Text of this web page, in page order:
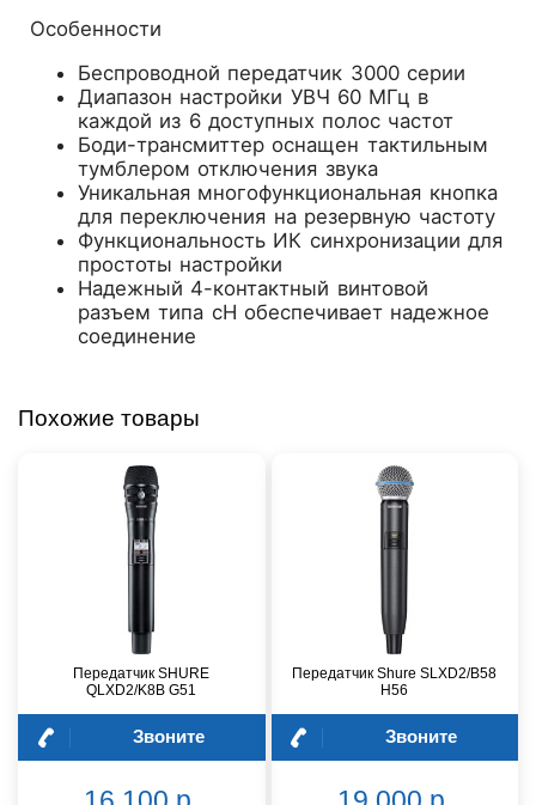
Особенности
Беспроводной передатчик 3000 серии
Диапазон настройки УВЧ 60 МГц в
каждой из 6 доступных полос частот
Боди-трансмиттер оснащен тактильным
тумблером отключения звука
Уникальная многофункциональная кнопка
для переключения на резервную частоту
Функциональность ИК синхронизации для
простоты настройки
Надежный 4-контактный винтовой
разъем типа cH обеспечивает надежное
соединение
Похожие товары
Передатчик SHURE
QLXD2/K8B G51
Звоните
Передатчик Shure SLXD2/B58
H56
Звоните